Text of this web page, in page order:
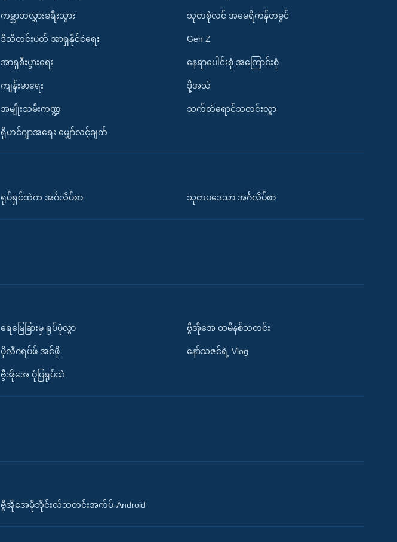
ကမ္ဘာတလွှားခရီးသွား
ဒီသီတင်းပတ် အာရှနိုင်ငံရေး
အာရှစီးပွားရေး
ကျန်းမာရေး
အမျိုးသမီးကဏ္ဍ
ရိုဟင်ဂျာအရေး မျှော်လင့်ချက်
သုတစုံလင် အမေရိကန်တခွင်
Gen Z
နေရာပေါင်းစုံ အကြောင်းစုံ
ဒို့အသံ
သက်တံရောင်သတင်းလွှာ
ရုပ်ရှင်ထဲက အင်္ဂလိပ်စာ သုတပဒေသာ အင်္ဂလိပ်စာ
ရေမြေခြားမှ ရုပ်ပုံလွှာ
ပိုလီဂရပ်ဖ်.အင်ဖို
ဗွီအိုအေ ပုံပြရုပ်သံ
ဗွီအိုအေ တမိနစ်သတင်း
နော်သဇင်ရဲ့ Vlog
ဗွီအိုအေမိုဘိုင်းလ်သတင်းအက်ပ်-Android